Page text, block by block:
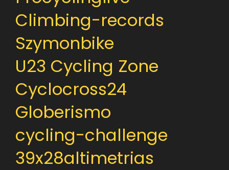
Climbing-records
Szymonbike
U23 Cycling Zone
Cyclocross24
Globerismo
cycling-challenge
39x28altimetrias